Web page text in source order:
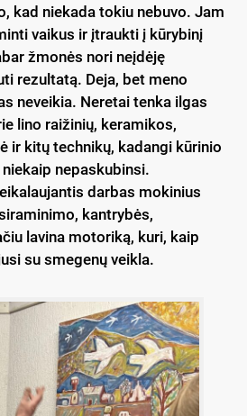
kad niekada tokiu nebuvo. Jam
vaikus ir įtraukti į kūrybinį
žmonės nori neįdėję
rezultatą. Deja, bet meno
neveikia. Neretai tenka ilgas
lino raižinių, keramikos,
ir kitų technikų, kadangi kūrinio
nepaskubinsi.
darbas mokinius
kantrybės,
lavina motoriką, kuri, kaip
su smegenų veikla.